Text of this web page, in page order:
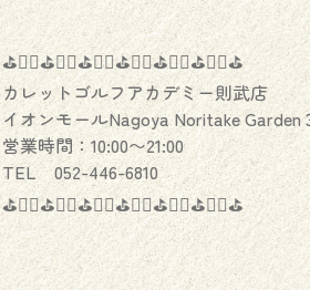
⛳️🏌️‍♂️⛳️🏌️‍♀️⛳️🏌️‍♂️⛳️🏌️‍♀️⛳️🏌️‍♂️⛳️🏌️‍♀️⛳️
カレットゴルフアカデミー則武店
イオンモールNagoya Noritake Garden
営業時間：10:00〜21:00
TEL 052-446-6810
⛳️🏌️‍♂️⛳️🏌️‍♀️⛳️🏌️‍♂️⛳️🏌️‍♀️⛳️🏌️‍♂️⛳️🏌️‍♀️⛳️